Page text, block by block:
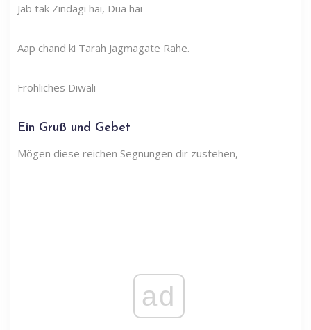
Jab tak Zindagi hai, Dua hai
Aap chand ki Tarah Jagmagate Rahe.
Fröhliches Diwali
Ein Gruß und Gebet
Mögen diese reichen Segnungen dir zustehen,
ad